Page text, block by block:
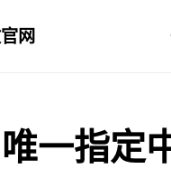
网
一指定